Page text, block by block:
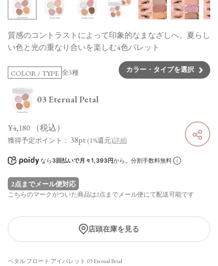
質感のコントラストによって印象的なまなざしへ。夏らし
い色と光の重なり合いを楽しむ4色パレット
COLOR / TYPE 全3種 カラー・タイプを選択
03 Eternal Petal
¥4,180 （税込）
獲得予定ポイント： 38pt (1%還元)詳細
なら 3回払いで月々1,393円から。分割手数料無料
2点までメール便対応
こちらのマークがついた商品は2点までメール便にて配送可能です
店頭在庫を見る
ペタル フロート アイパレット 03 Eternal Petal